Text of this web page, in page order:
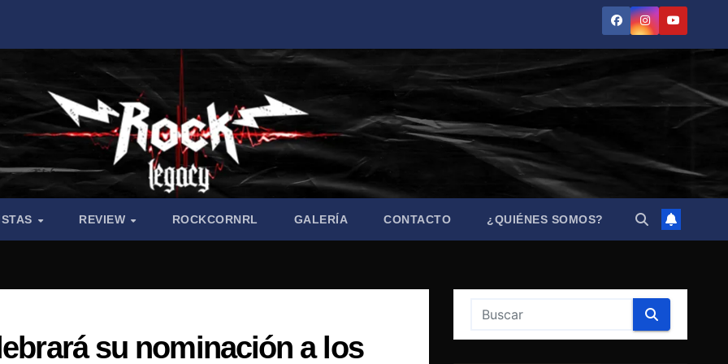
REVIEW ROCKCORNRL GALERÍA CONTACTO ¿QUIÉNES SOMOS?
su nominación a los